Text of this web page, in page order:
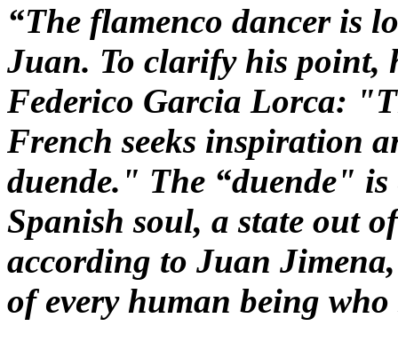
“The flamenco dancer is
Juan. To clarify his point,
Federico Garcia Lorca:
French seeks inspiration
duende." The “duende" is
Spanish soul, a state out
according to Juan
of every human being